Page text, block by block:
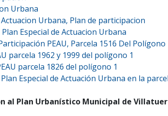
Urbana
Actuacion Urbana, Plan de participacion
Especial de Actuacion Urbana
PEAU, Parcela 1516 Del Polígono
parcela 1962 y 1999 del polígono 1
parcela 1826 del polígono 1
Especial de Actuación Urbana en la
al Plan Urbanístico Municipal de